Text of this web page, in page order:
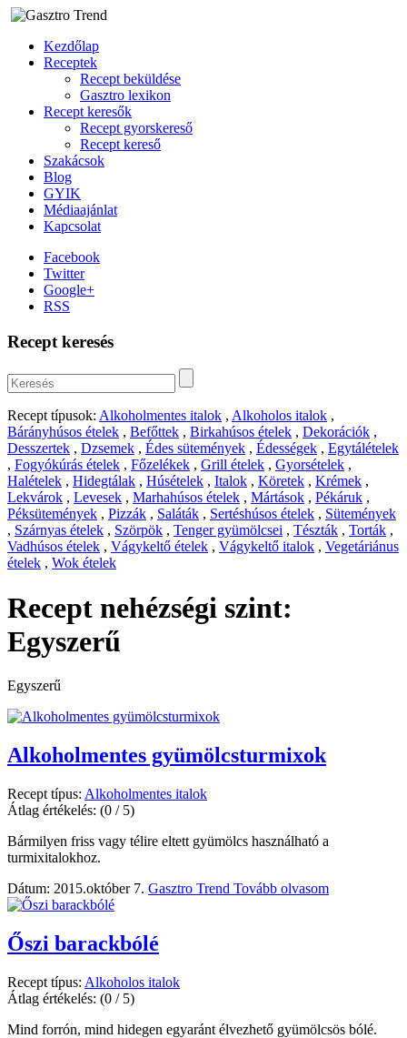
Kezdőlap
Receptek
Recept beküldése
Gasztro lexikon
Recept keresők
Recept gyorskereső
Recept kereső
Szakácsok
Blog
GYIK
Médiaajánlat
Kapcsolat
Facebook
Twitter
Google+
RSS
Recept keresés
Recept típusok: Alkoholmentes italok , Alkoholos italok ,
Bárányhúsos ételek , Befőttek , Birkahúsos ételek , Dekorációk ,
Desszertek , Dzsemek , Édes sütemények , Édességek , Egytálételek
, Fogyókúrás ételek , Főzelékek , Grill ételek , Gyorsételek ,
Halételek , Hidegtálak , Húsételek , Italok , Köretek , Krémek ,
Lekvárok , Levesek , Marhahúsos ételek , Mártások , Pékáruk ,
Péksütemények , Pizzák , Saláták , Sertéshúsos ételek , Sütemények
, Szárnyas ételek , Szörpök , Tenger gyümölcsei , Tészták , Torták ,
Vadhúsos ételek , Vágykeltő ételek , Vágykeltő italok , Vegetáriánus
ételek , Wok ételek
Recept nehézségi szint:
Egyszerű
Egyszerű
Alkoholmentes gyümölcsturmixok
Recept típus: Alkoholmentes italok
Átlag értékelés: (0 / 5)
Bármilyen friss vagy télire eltett gyümölcs használható a
turmixitalokhoz.
Dátum: 2015.október 7. Gasztro Trend Tovább olvasom
Őszi barackbólé
Recept típus: Alkoholos italok
Átlag értékelés: (0 / 5)
Mind forrón, mind hidegen egyaránt élvezhető gyümölcsös bólé.